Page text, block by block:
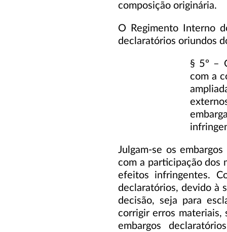
composição originária.
O Regimento Interno
declaratórios oriundos
§ 5º –
com a
Julgam-se os
com a participação dos
efeitos infringentes.
declaratórios, devido à
decisão, seja para
corrigir erros materiais,
embargos